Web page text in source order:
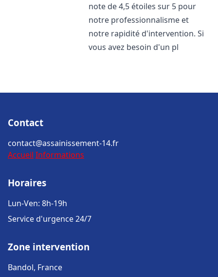
note de 4,5 étoiles sur 5 pour
notre professionnalisme et
notre rapidité d'intervention. Si
vous avez besoin d'un pl
Contact
contact@assainissement-14.fr
Accueil Informations
Horaires
Lun-Ven: 8h-19h
Service d'urgence 24/7
Zone intervention
Bandol, France